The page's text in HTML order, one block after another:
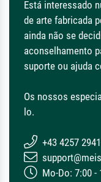
Está interessado
de arte fabricada
ainda não se
aconselhamento
suporte ou ajuda
Os nossos
lo.
+43 4257
Mo-Do: 7:00 -